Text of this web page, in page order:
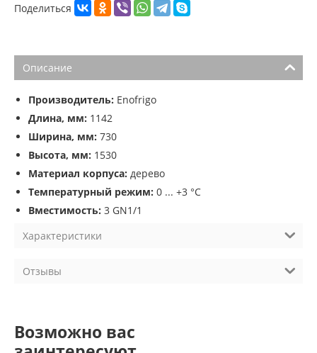
Поделиться
Описание
Производитель: Enofrigo
Длина, мм: 1142
Ширина, мм: 730
Высота, мм: 1530
Материал корпуса: дерево
Температурный режим: 0 ... +3 °C
Вместимость: 3 GN1/1
Характеристики
Отзывы
Возможно вас